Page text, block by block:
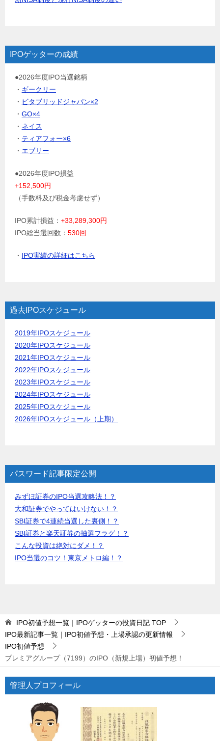
IPOゲッターの成績
●2026年度IPO当選銘柄
・ ギークリー
・ ビタブリッドジャパン×2
・ GO×4
・ ネイス
・ ティアフォー×6
・ エブリー
●2026年度IPO損益
+152,500円
（手数料及び税金考慮せず）
IPO累計損益： +33,289,300円
IPO総当選回数： 530回
・ IPO実績の詳細はこちら
過去IPOスケジュール
2019年IPOスケジュール
2020年IPOスケジュール
2021年IPOスケジュール
2022年IPOスケジュール
2023年IPOスケジュール
2024年IPOスケジュール
2025年IPOスケジュール
2026年IPOスケジュール（上期）
パスワード記事限定公開
みずほ証券のIPO当選攻略法！？
大和証券でやってはいけない！？
SBI証券で4連続当選した裏側！？
SBI証券と楽天証券の抽選フラグ！？
こんな投資は絶対にダメ！？
IPO当選のコツ！東京メトロ編！？
IPO初値予想一覧｜IPOゲッターの投資日記 TOP
IPO最新記事一覧｜IPO初値予想・上場承認の更新情報
IPO初値予想
プレミアグループ（7199）のIPO（新規上場）初値予想！
管理人プロフィール